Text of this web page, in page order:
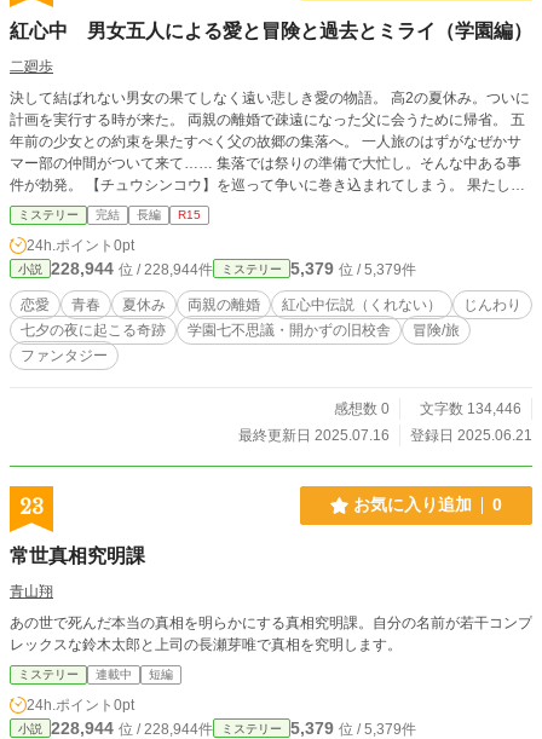
紅心中 男女五人による愛と冒険と過去とミライ（学園編）
二廻歩
決して結ばれない男女の果てしなく遠い悲しき愛の物語。 高2の夏休み。ついに
計画を実行する時が来た。 両親の離婚で疎遠になった父に会うために帰省。 五
年前の少女との約束を果たすべく父の故郷の集落へ。 一人旅のはずがなぜかサ
マー部の仲間がついて来て…… 集落では祭りの準備で大忙し。そんな中ある事
件が勃発。 【チュウシンコウ】を巡って争いに巻き込まれてしまう。 果たして
【チュウシンコウ】とは一体何なのか？ そしてついに悲しき真実が明らかに。
運命に翻弄される二人に果してミライはあるのか？ 五年前の夏に必ず迎えに行
くと約束したところまでは覚えている。 ただそれが誰でどこでなぜそうなった
かまったく分からない。 彼女の声が聞こえる。彼女も俺の声が聞こえている。
だからお喋りだって当然。近くに感じられた。 でもそれだけでいいのか？ 本
当にそれだけで満足か？ 彼女の匂いを嗅ぎたいし触りたいし抱きしめてもみた
い。 キスだってしたいし…… でもそんなミライがあるのか？ 俺には不安で
堪らない。 愛も夢も希望も捨てただひたすらミライを求める。 それが叶わなけ
ミステリー 完結 長編 R15
24h.ポイント 0pt
小説 228,944 位 / 228,944件 ミステリー 5,379 位 / 5,379件
恋愛 青春 夏休み 両親の離婚 紅心中伝説（くれない）
じんわり
七夕の夜に起こる奇跡
学園七不思議・開かずの旧校舎
冒険/旅
ファンタジー
感想数 0
文字数 134,446
最終更新日 2025.07.16
登録日 2025.06.21
23 お気に入り追加 0
常世真相究明課
青山翔
あの世で死んだ本当の真相を明らかにする真相究明課。自分の名前が若干コンプ
レックスな鈴木太郎と上司の長瀬芽唯で真相を究明します。
ミステリー 連載中 短編
24h.ポイント 0pt
小説 228,944 位 / 228,944件 ミステリー 5,379 位 / 5,379件